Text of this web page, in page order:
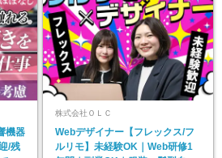
機器
/残
株式会社ＯＬＣ
Webデザイナー【フレックス/フ
ルリモ】未経験OK｜Web研修1